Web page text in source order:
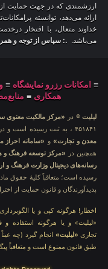
ارزشمندی که در جهت حمایت از
ارائه می‌دهد، توانسته
خداوند متعال، با افتخار
می‌باشد. .: سپاس از توجه و
≡ امکانات رزرو نمایشگاه ≡
همکاری ≡
لیلیت® در «مرکز مالکیت معنوی
۴۵۱۸۴۱ ، به ثبت رسیده است و در
معدن و تجارت»و «سامانه احراز
همچنین در «مرکز توسعه فرهنگ و
رسانه‌های دیجیتال وزارت فرهنگ و
رسیده است؛ متعاقباً کلیهٔ حقوق
پدیدآورندگان و قانون حمایت از
اخطار! هرگونه کپی و یا
«لیلیت» و یا هرگونه استفاده
تجاری «لیلیت» انجام گیرد (چه
طبق قانون ممنوع است و متعاقباً